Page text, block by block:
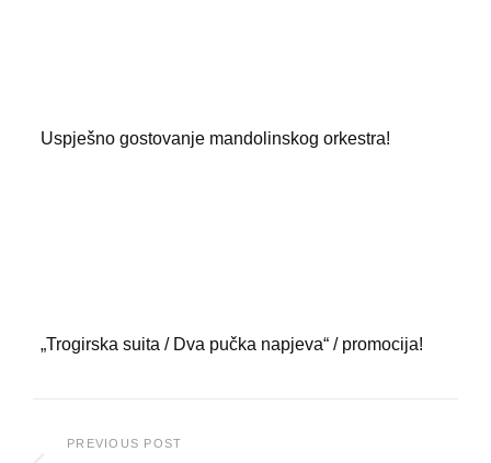
Uspješno gostovanje mandolinskog orkestra!
„Trogirska suita / Dva pučka napjeva“ / promocija!
PostPREVIOUS POST